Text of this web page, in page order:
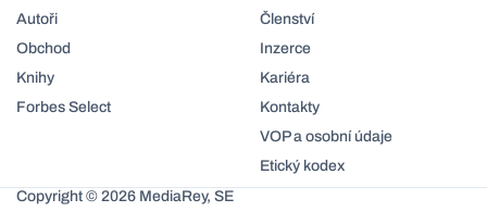
Autoři
Obchod
Knihy
Forbes Select
Členství
Inzerce
Kariéra
Kontakty
VOP a osobní údaje
Etický kodex
Copyright © 2026 MediaRey, SE